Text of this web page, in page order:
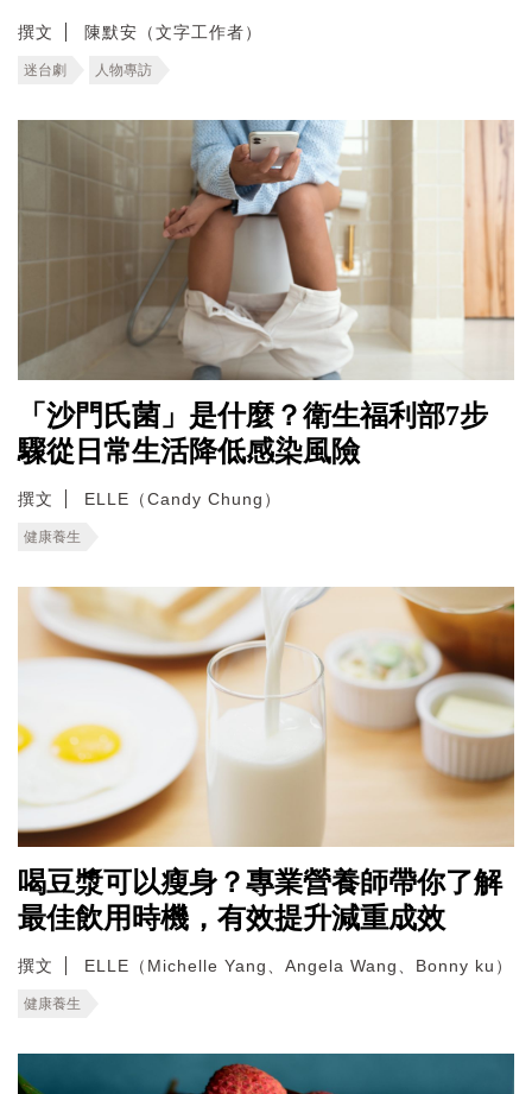
撰文 陳默安（文字工作者）
迷台劇 人物專訪
「沙門氏菌」是什麼？衛生福利部7步
驟從日常生活降低感染風險
撰文 ELLE（Candy Chung）
健康養生
喝豆漿可以瘦身？專業營養師帶你了解
最佳飲用時機，有效提升減重成效
撰文 ELLE（Michelle Yang、Angela Wang、Bonny ku）
健康養生